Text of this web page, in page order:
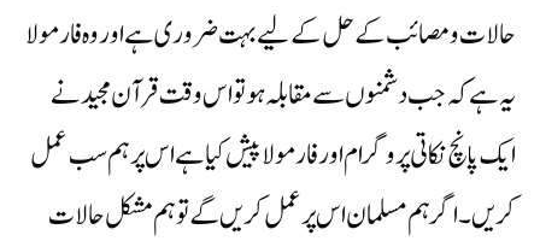
حالات و مصائب کے حل کے لیے بہت ضروری ہے اور وہ فارمولا
یہ ہے کہ جب دشمنوں سے مقابلہ ہو تو اس وقت قرآن مجید نے
ایک پانچ نکاتی پروگرام اور فارمولا پیش کیا ہے اس پر ہم سب عمل
کریں ۔ اگر ہم مسلمان اس پر عمل کریں گے تو ہم مشکل حالات